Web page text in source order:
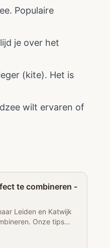
Populaire
je over het
(kite). Het is
wilt ervaren of
te combineren -
Leiden en Katwijk
Onze tips